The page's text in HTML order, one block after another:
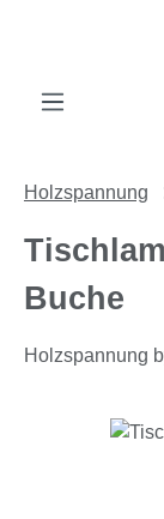
Zum Hauptinhalt
Holzspannung
Buche
Holzspannung
Bildergalerie